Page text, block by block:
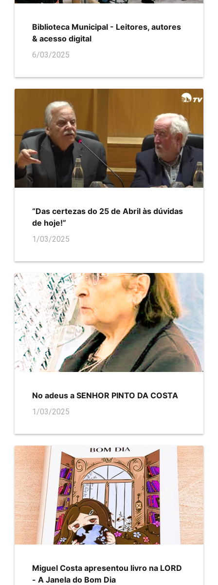
Biblioteca Municipal - Leitores, autores
& acesso digital
6/03/2025
“Das certezas do 25 de Abril às dúvidas
de hoje!”
1/03/2025
No adeus a SENHOR PINTO DA COSTA
1/03/2025
Miguel Costa apresentou livro na LORD
- A Janela do Bom Dia